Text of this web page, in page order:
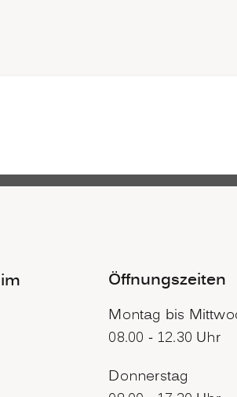
Öffnungszeiten
Montag bis
08.00 - 12.30 Uhr
Donnerstag